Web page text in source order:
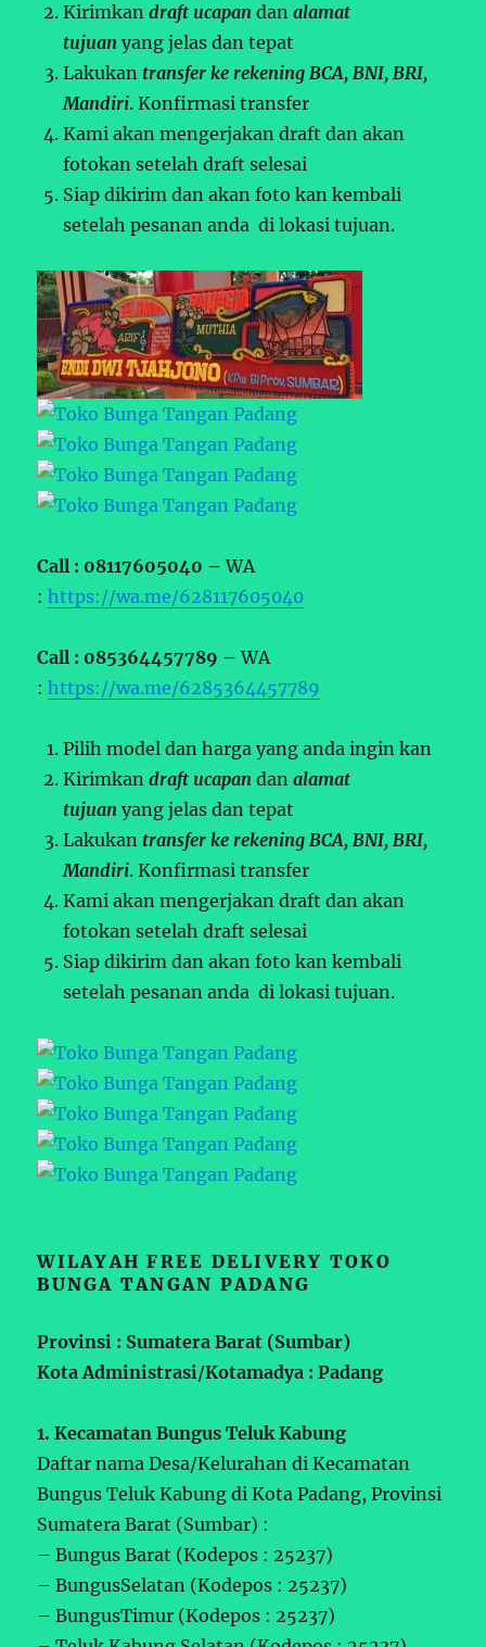
Kirimkandraft ucapan danalamat
tujuan yang jelas dan tepat
Lakukan transfer ke rekening BCA, BNI, BRI,
Mandiri. Konfirmasi transfer
Kami akan mengerjakan draft dan akan
fotokan setelah draft selesai
Siap dikirim dan akan foto kan kembali
setelah pesanan anda di lokasi tujuan.
Call : 08117605040 –WA
:https://wa.me/628117605040
Call : 085364457789 –WA
:https://wa.me/6285364457789
Pilih model dan harga yang anda ingin kan
Kirimkandraft ucapan danalamat
tujuan yang jelas dan tepat
Lakukan transfer ke rekening BCA, BNI, BRI,
Mandiri. Konfirmasi transfer
Kami akan mengerjakan draft dan akan
fotokan setelah draft selesai
Siap dikirim dan akan foto kan kembali
setelah pesanan anda di lokasi tujuan.
WILAYAH FREE DELIVERY TOKO
BUNGA TANGAN PADANG
Provinsi : Sumatera Barat (Sumbar)
Kota Administrasi/Kotamadya : Padang
1. Kecamatan Bungus Teluk Kabung
Daftar nama Desa/Kelurahan di Kecamatan
Bungus Teluk Kabung di Kota Padang, Provinsi
Sumatera Barat (Sumbar) :
– Bungus Barat (Kodepos : 25237)
– BungusSelatan (Kodepos : 25237)
– BungusTimur (Kodepos : 25237)